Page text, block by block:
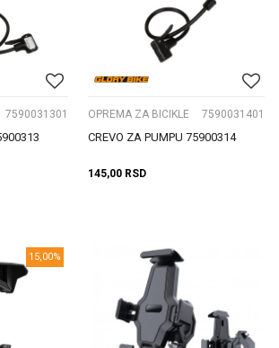
7590031301 OPREMA ZA BICIKLE 7590031401
CREVO ZA PUMPU 75900314
145,00 RSD
15,00%